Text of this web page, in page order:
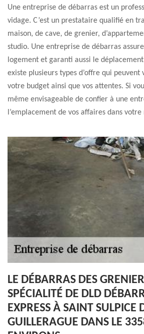
Une entreprise de débarras est un
vidage. C’est un prestataire qualifié en
maison, de cave, de grenier,
studio. Une entreprise de débarras
logement et garanti aussi le déplacement
existe plusieurs types d’offre qui peuvent
votre budget ainsi que vos attentes. Si
même envisageable de confier à une
l’emplacement de vos affaires dans
LE DÉBARRAS DES
SPÉCIALITÉ DE DLD
EXPRESS À SAINT SULPICE
GUILLERAGUE DANS LE